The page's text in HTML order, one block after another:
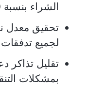
الشراء بنسبة 30٪
لجميع
تقليل تذاكر
بمشكلات